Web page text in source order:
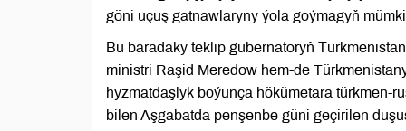
göni uçuş gatnawlaryny ýola goýmagyň
Bu baradaky teklip gubernatoryň
ministri Raşid Meredow hem-de
hyzmatdaşlyk boýunça hökümetara türkmen-
bilen Aşgabatda penşenbe güni geçirilen